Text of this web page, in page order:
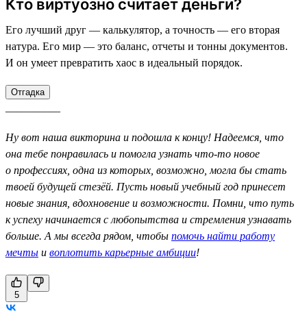
Кто виртуозно считает деньги?
Его лучший друг — калькулятор, а точность — его вторая
натура. Его мир — это баланс, отчеты и тонны документов.
И он умеет превратить хаос в идеальный порядок.
Отгадка
Ну вот наша викторина и подошла к концу! Надеемся, что
она тебе понравилась и помогла узнать что-то новое
о профессиях, одна из которых, возможно, могла бы стать
твоей будущей стезёй. Пусть новый учебный год принесет
новые знания, вдохновение и возможности. Помни, что путь
к успеху начинается с любопытства и стремления узнавать
больше. А мы всегда рядом, чтобы помочь найти работу
мечты и воплотить карьерные амбиции!
5